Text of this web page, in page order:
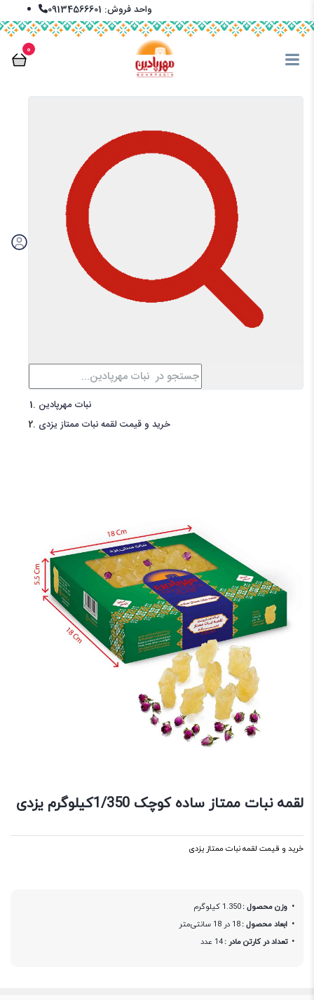
واحد فروش: 09134566601
info@mehrpadin.com
En
0
نبات مهرپادین
خرید و قیمت لقمه نبات ممتاز یزدی
لقمه نبات ممتاز ساده کوچک 1/350کیلوگرم یزدی
خرید و قیمت لقمه نبات ممتاز یزدی
وزن محصول :1.350 کیلوگرم
ابعاد محصول :18 در 18 سانتی‌متر
تعداد در کارتن مادر :14 عدد